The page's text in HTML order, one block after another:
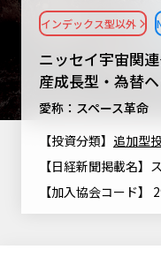
ファンド比較
決算カレンダー
海外休日カレンダー
投資信託新商品のご
投資信託償還商品の
マーケット指数
大関 洋の「十字路」
ファンドレポート
資産形成ポータルTOP
資産形成サービス
Goal Navi
サステナビリテ
サステナビリティTOP
SDGsとは？
トップメッセージ
ニッセイアセッ
ニッセイアセットにつ
最新情報
ニッセイ宇宙関
産成長型・為替ヘ
愛称：スペース革命
インデックス型以外
【投資分類】 追加型
【日経新聞掲載名】
【加入協会コード】